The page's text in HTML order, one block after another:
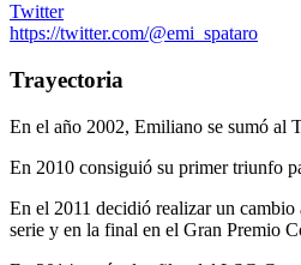
Twitter
https://twitter.com/@emi_spataro
Trayectoria
En el año 2002, Emiliano se sumó al
En 2010 consiguió su primer triunfo
En el 2011 decidió realizar un
serie y en la final en el Gran Premio